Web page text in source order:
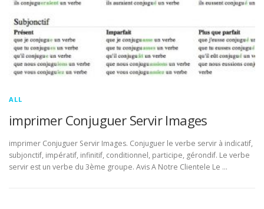
ALL
imprimer Conjuguer Servir Images
imprimer Conjuguer Servir Images. Conjuguer le verbe servir à indicatif,
subjonctif, impératif, infinitif, conditionnel, participe, gérondif. Le verbe
servir est un verbe du 3ème groupe. Avis A Notre Clientele Le …